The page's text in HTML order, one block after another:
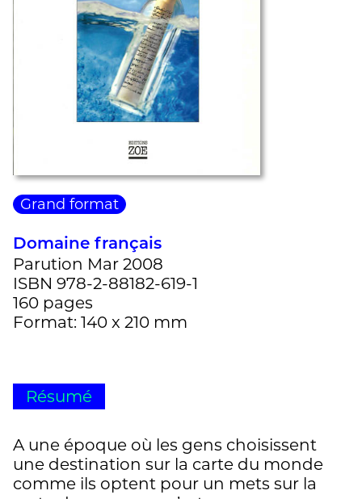
Foreign rights
Contact
Mentions légales
Newsletter
Grand format
Domaine français
Parution Mar 2008
ISBN 978-2-88182-619-1
160 pages
Format: 140 x 210 mm
Résumé
A une époque où les gens choisissent
une destination sur la carte du monde
comme ils optent pour un mets sur la